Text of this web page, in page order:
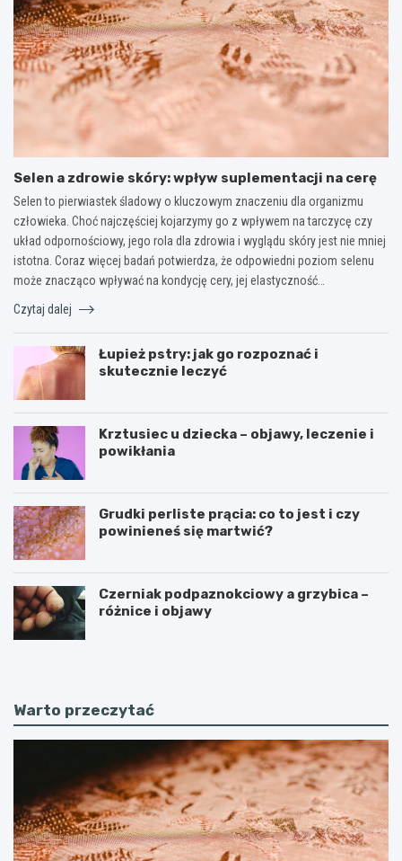
Selen a zdrowie skóry: wpływ suplementacji na cerę
Selen to pierwiastek śladowy o kluczowym znaczeniu dla organizmu
człowieka. Choć najczęściej kojarzymy go z wpływem na tarczycę czy
układ odpornościowy, jego rola dla zdrowia i wyglądu skóry jest nie mniej
istotna. Coraz więcej badań potwierdza, że odpowiedni poziom selenu
może znacząco wpływać na kondycję cery, jej elastyczność…
Czytaj dalej
Łupież pstry: jak go rozpoznać i
skutecznie leczyć
Krztusiec u dziecka – objawy, leczenie i
powikłania
Grudki perliste prącia: co to jest i czy
powinieneś się martwić?
Czerniak podpaznokciowy a grzybica –
różnice i objawy
Warto przeczytać